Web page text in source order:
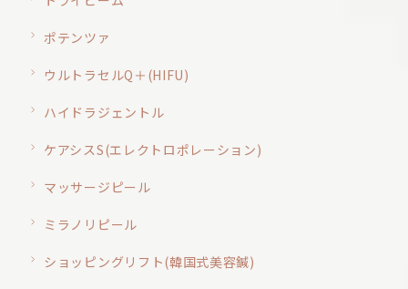
ポテンツァ
ウルトラセルQ＋(HIFU)
ハイドラジェントル
ケアシスS(エレクトロポレーション)
マッサージピール
ミラノリピール
ショッピングリフト(韓国式美容鍼)